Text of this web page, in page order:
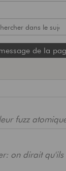
de la
fuzz
on dirait